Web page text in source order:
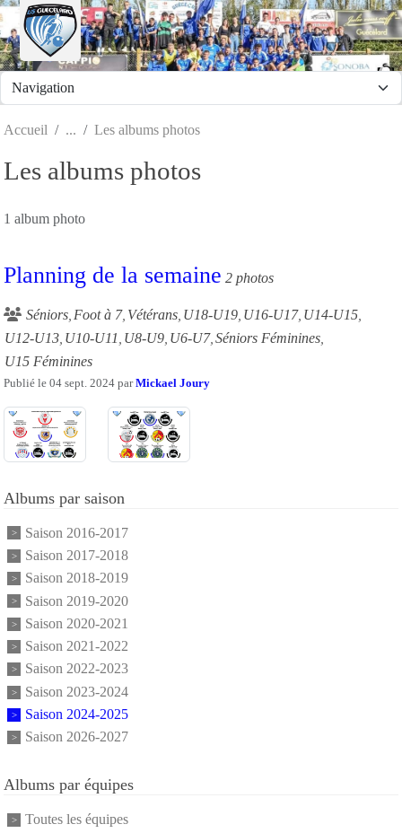
Accueil Les albums photos
Les albums photos
1 album photo
Planning de la semaine 2 photos
Séniors Foot à 7 Vétérans U18-U19 U16-U17 U14-U15
U12-U13 U10-U11 U8-U9 U6-U7 Séniors Féminines
U15 Féminines
Publié le 04 sept. 2024 parMickael Joury
Albums par saison
Saison 2016-2017
Saison 2017-2018
Saison 2018-2019
Saison 2019-2020
Saison 2020-2021
Saison 2021-2022
Saison 2022-2023
Saison 2023-2024
Saison 2024-2025
Saison 2026-2027
Albums par équipes
Toutes les équipes
Panneau de gestion des cookies